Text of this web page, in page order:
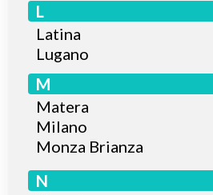
L
Latina
Lugano
M
Matera
Milano
Monza Brianza
N